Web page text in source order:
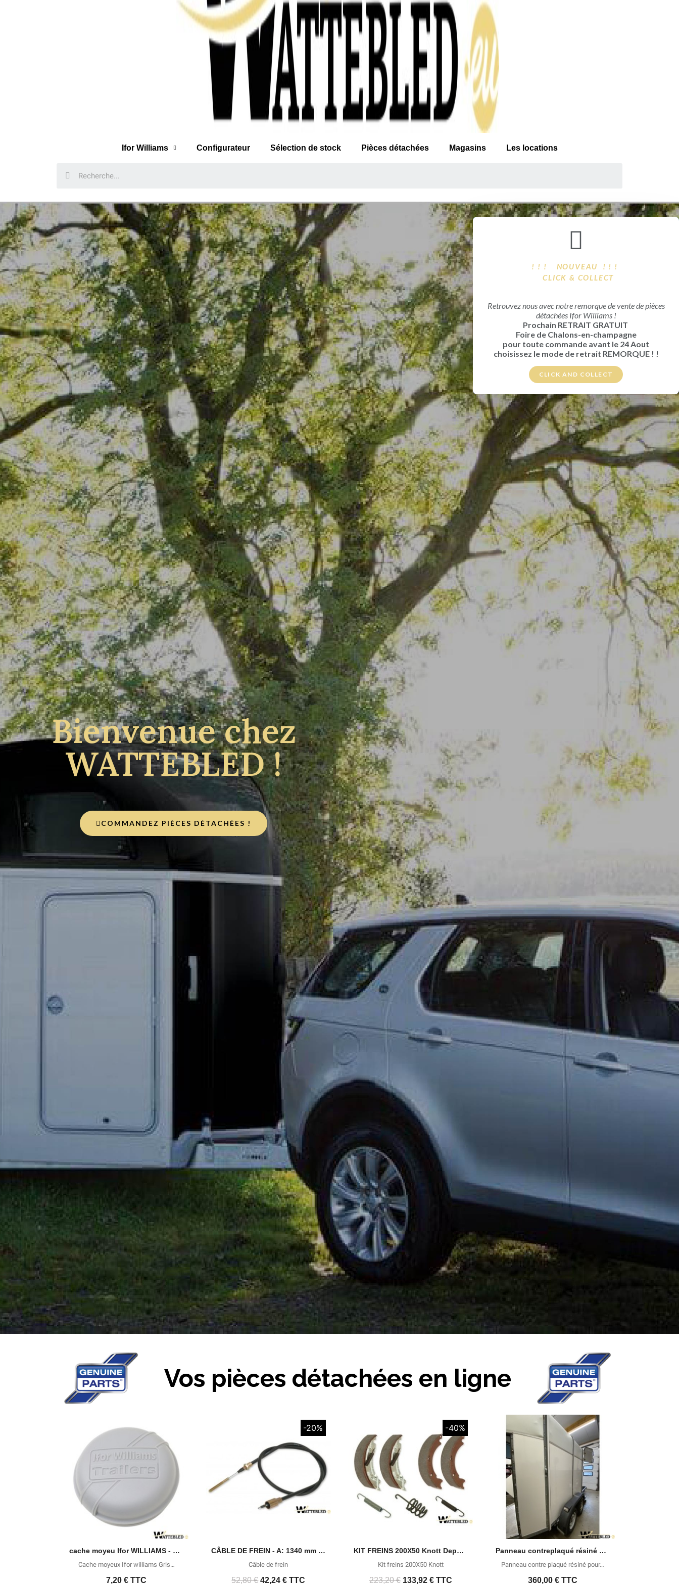
Ifor Williams Configurateur Sélection de stock Pièces détachées Magasins Les locations
Bienvenue chez
WATTEBLED !
COMMANDEZ PIÈCES DÉTACHÉES !
! ! ! NOUVEAU ! ! !
CLICK & COLLECT
Retrouvez nous avec notre remorque de vente de pièces
détachées Ifor Williams !
Prochain RETRAIT GRATUIT
Foire de Chalons-en-champagne
pour toute commande avant le 24 Aout
choisissez le mode de retrait REMORQUE ! !
CLICK AND COLLECT
Vos pièces détachées en ligne
Aperçu rapide cache moyeu Ifor WILLIAMS - P1258
Cache moyeux Ifor williams Gris…
7,20 € TTC
Aperçu rapide
-20%
CÂBLE DE FREIN - A: 1340 mm B: 1130 mm (à partir d'octobre 1992) 33921.1.13
Câble de frein
52,80 € 42,24 € TTC
Aperçu rapide
-40%
KIT FREINS 200X50 Knott Depuis Septembre 1992 sur les remorques jusqu'a 2700Kgs de PTAC
Kit freins 200X50 Knott
223,20 € 133,92 €TTC
Aperçu rapide Panneau contreplaqué résiné 2 faces
Panneau contre plaqué résiné pour…
360,00 €TTC